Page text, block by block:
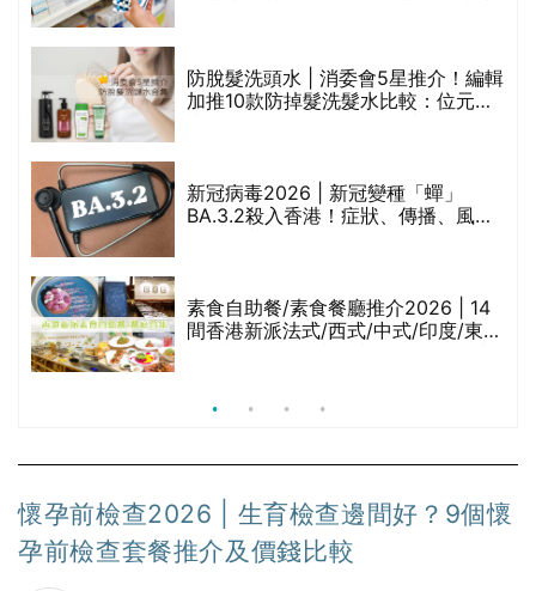
防脫髮洗頭水 | 消委會5星推介！編輯
加推10款防掉髮洗髮水比較：位元
新冠病毒2026 | 新冠變種「蟬」
BA.3.2殺入香港！症狀、傳播、風險
素食自助餐/素食餐廳推介2026 | 14
間香港新派法式/西式/中式/印度/東南
懷孕前檢查2026 | 生育檢查邊間好？9個懷
孕前檢查套餐推介及價錢比較